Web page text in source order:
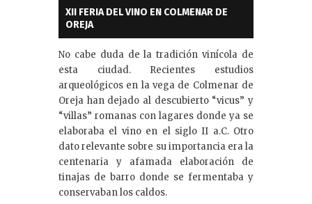
XII FERIA DEL VINO EN COLMENAR DE
OREJA
No cabe duda de la tradición vinícola de
esta ciudad. Recientes estudios
arqueológicos en la vega de Colmenar de
Oreja han dejado al descubierto “vicus” y
“villas” romanas con lagares donde ya se
elaboraba el vino en el siglo II a.C. Otro
dato relevante sobre su importancia era la
centenaria y afamada elaboración de
tinajas de barro donde se fermentaba y
conservaban los caldos.